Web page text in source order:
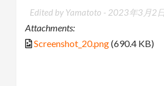
Edited by Yamatoto - 2023年3月2
Attachments:
Screenshot_20.png(690.4 KB)